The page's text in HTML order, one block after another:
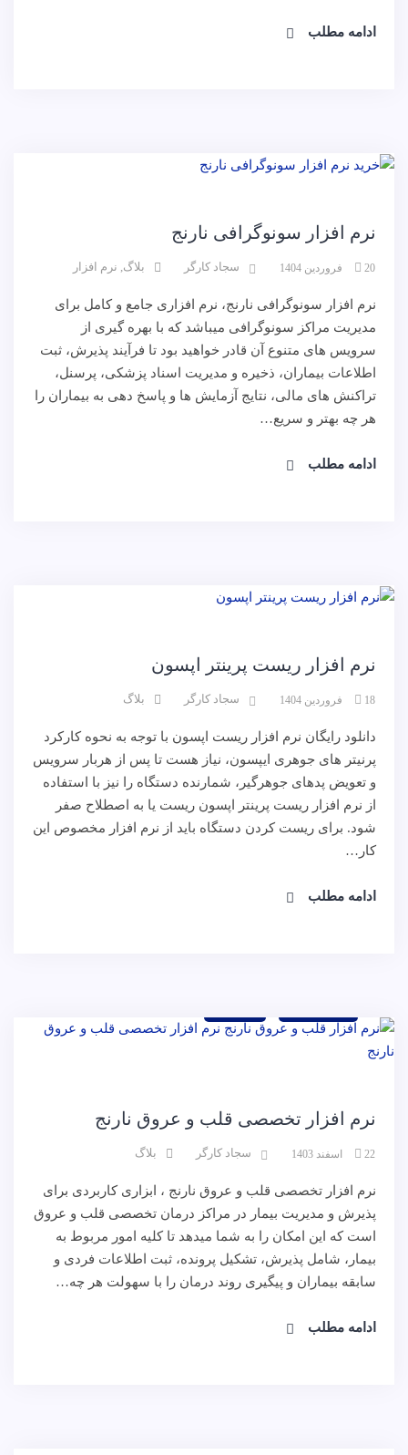
ادامه مطلب
نرم افزار سونوگرافی نارنج
20 فروردین 1404 سجاد کارگر بلاگ, نرم افزار
نرم افزار سونوگرافی نارنج، نرم افزاری جامع و کامل برای
مدیریت مراکز سونوگرافی میباشد که با بهره گیری از
سرویس های متنوع آن قادر خواهید بود تا فرآیند پذیرش، ثبت
اطلاعات بیماران، ذخیره و مدیریت اسناد پزشکی، پرسنل،
تراکنش های مالی، نتایج آزمایش ها و پاسخ دهی به بیماران را
هر چه بهتر و سریع…
ادامه مطلب
نرم افزار ریست پرینتر اپسون
18 فروردین 1404 سجاد کارگر بلاگ
دانلود رایگان نرم افزار ریست اپسون با توجه به نحوه کارکرد
پرنیتر های جوهری ایپسون، نیاز هست تا پس از هربار سرویس
و تعویض پدهای جوهرگیر، شمارنده دستگاه را نیز با استفاده
از نرم افزار ریست پرینتر اپسون ریست یا به اصطلاح صفر
شود. برای ریست کردن دستگاه باید از نرم افزار مخصوص این
کار…
ادامه مطلب
نرم افزار تخصصی قلب و عروق نارنج
22 اسفند 1403 سجاد کارگر بلاگ
نرم افزار تخصصی قلب و عروق نارنج ، ابزاری کاربردی برای
پذیرش و مدیریت بیمار در مراکز درمان تخصصی قلب و عروق
است که این امکان را به شما میدهد تا کلیه امور مربوط به
بیمار، شامل پذیرش، تشکیل پرونده، ثبت اطلاعات فردی و
سابقه بیماران و پیگیری روند درمان را با سهولت هر چه…
ادامه مطلب